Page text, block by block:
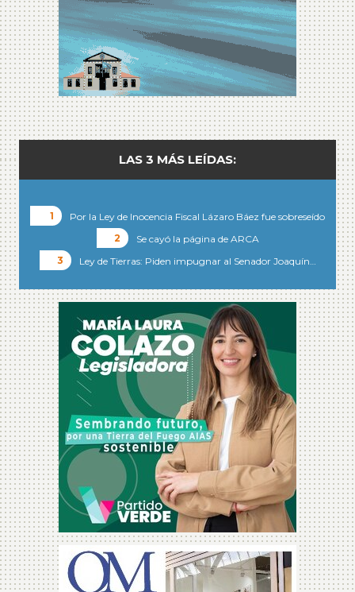
LAS 3 MÁS LEÍDAS:
Por la Ley de Inocencia Fiscal Lázaro Báez fue sobreseído
Se cayó la página de ARCA
Ley de Tierras: Piden impugnar al Senador Joaquín…